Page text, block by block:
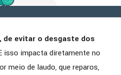
evitar o desgaste dos
isso impacta diretamente no
meio de laudo, que reparos,